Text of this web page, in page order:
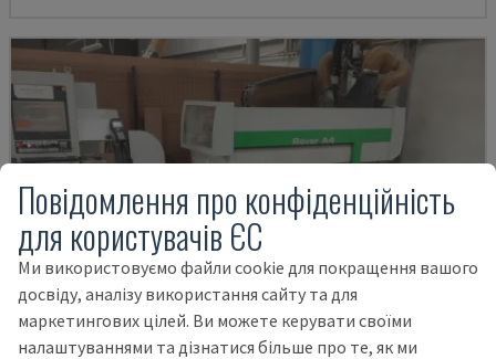
Повідомлення про конфіденційність
для користувачів ЄС
Ми використовуємо файли cookie для покращення вашого
досвіду, аналізу використання сайту та для
маркетингових цілей. Ви можете керувати своїми
налаштуваннями та дізнатися більше про те, як ми